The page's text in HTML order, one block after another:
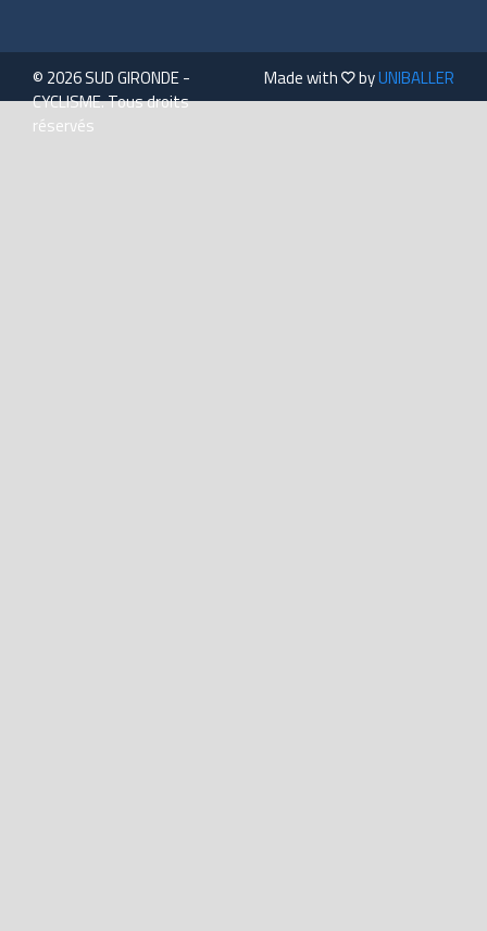
© 2026 SUD GIRONDE -
CYCLISME. Tous droits
réservés
Made with byUNIBALLER